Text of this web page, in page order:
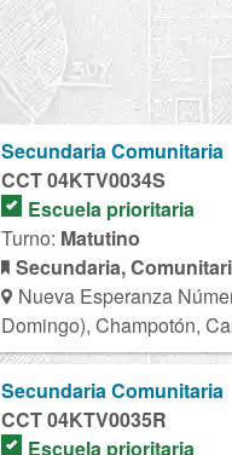
Secundaria Comunitaria
CCT 04KTV0034S
Escuela prioritaria
Turno: Matutino
Secundaria,
Nueva Esperanza
Domingo), Champotón,
Secundaria Comunitaria
CCT 04KTV0035R
Escuela prioritaria